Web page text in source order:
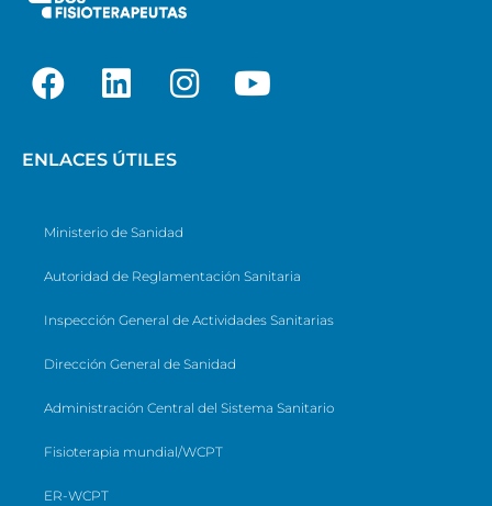
ENLACES ÚTILES
Ministerio de Sanidad
Autoridad de Reglamentación Sanitaria
Inspección General de Actividades Sanitarias
Dirección General de Sanidad
Administración Central del Sistema Sanitario
Fisioterapia mundial/WCPT
ER-WCPT